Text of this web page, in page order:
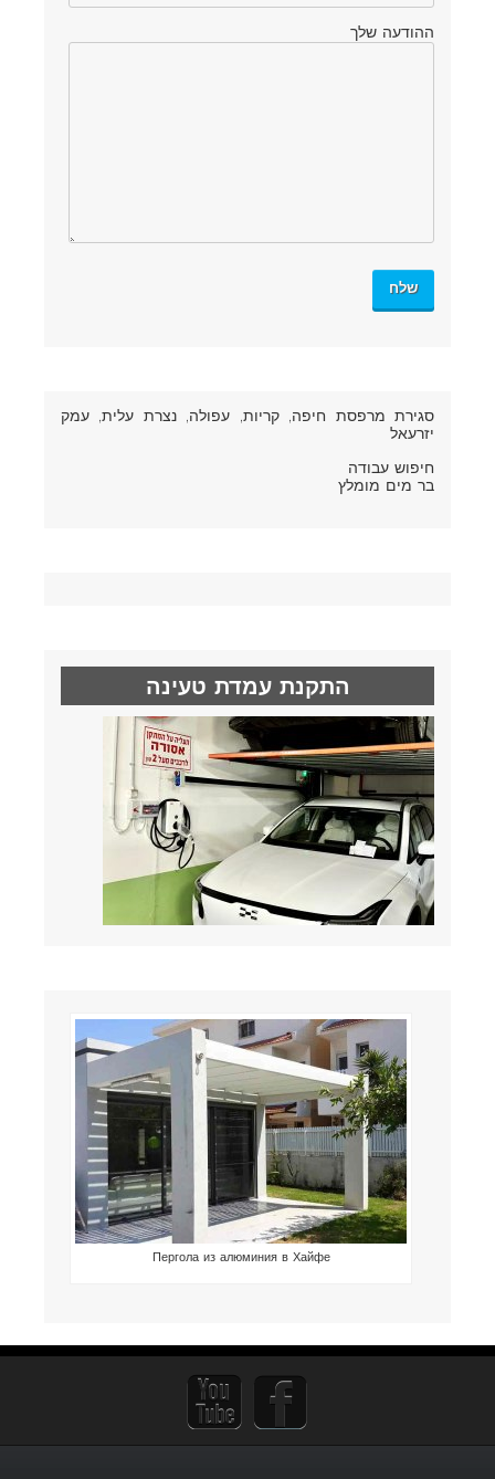
ההודעה שלך
סגירת מרפסת חיפה, קריות, עפולה, נצרת עלית, עמק
יזרעאל
חיפוש עבודה
בר מים מומלץ
התקנת עמדת טעינה
Пергола из алюминия в Хайфе